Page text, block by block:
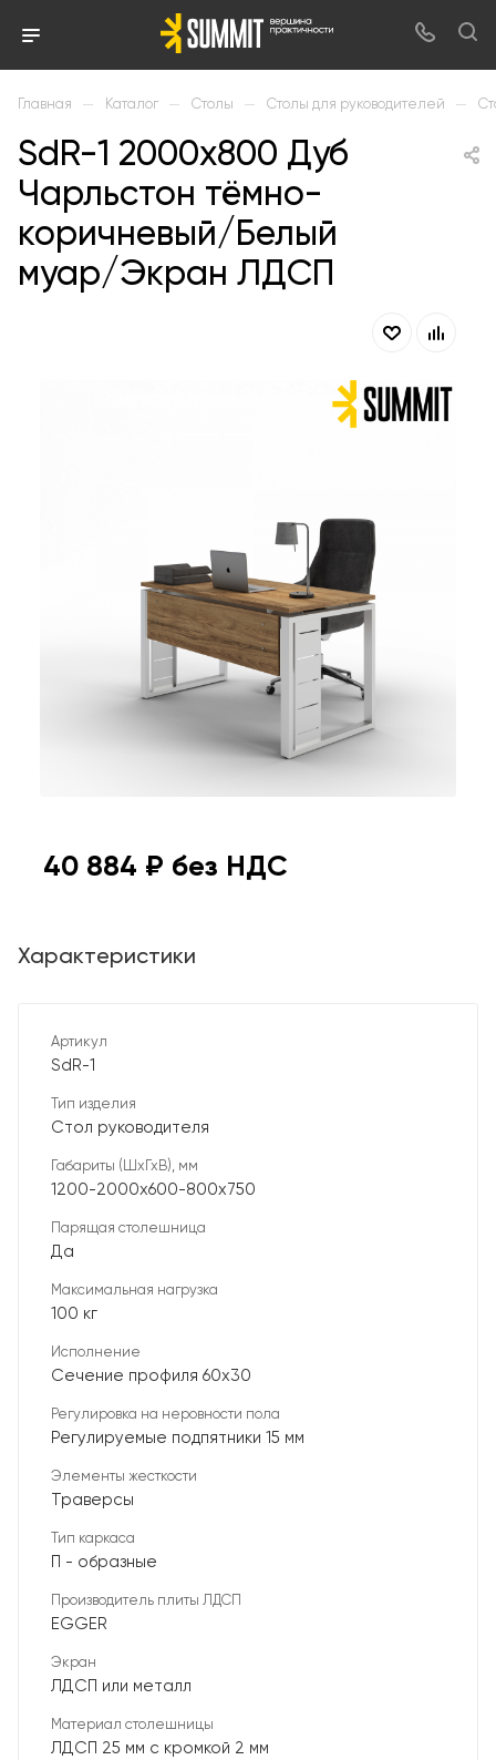
Главная — Каталог — Столы — Столы для руководителей —
SdR-1 2000х800 Дуб
Чарльстон тёмно-
коричневый/Белый
муар/Экран ЛДСП
40 884 ₽ без НДС
Характеристики
Артикул
SdR-1
Тип изделия
Стол руководителя
Габариты (ШхГхВ), мм
1200-2000х600-800х750
Парящая столешница
Да
Максимальная нагрузка
100 кг
Исполнение
Сечение профиля 60х30
Регулировка на неровности пола
Регулируемые подпятники 15 мм
Элементы жесткости
Траверсы
Тип каркаса
П - образные
Производитель плиты ЛДСП
EGGER
Экран
ЛДСП или металл
Материал столешницы
ЛДСП 25 мм с кромкой 2 мм